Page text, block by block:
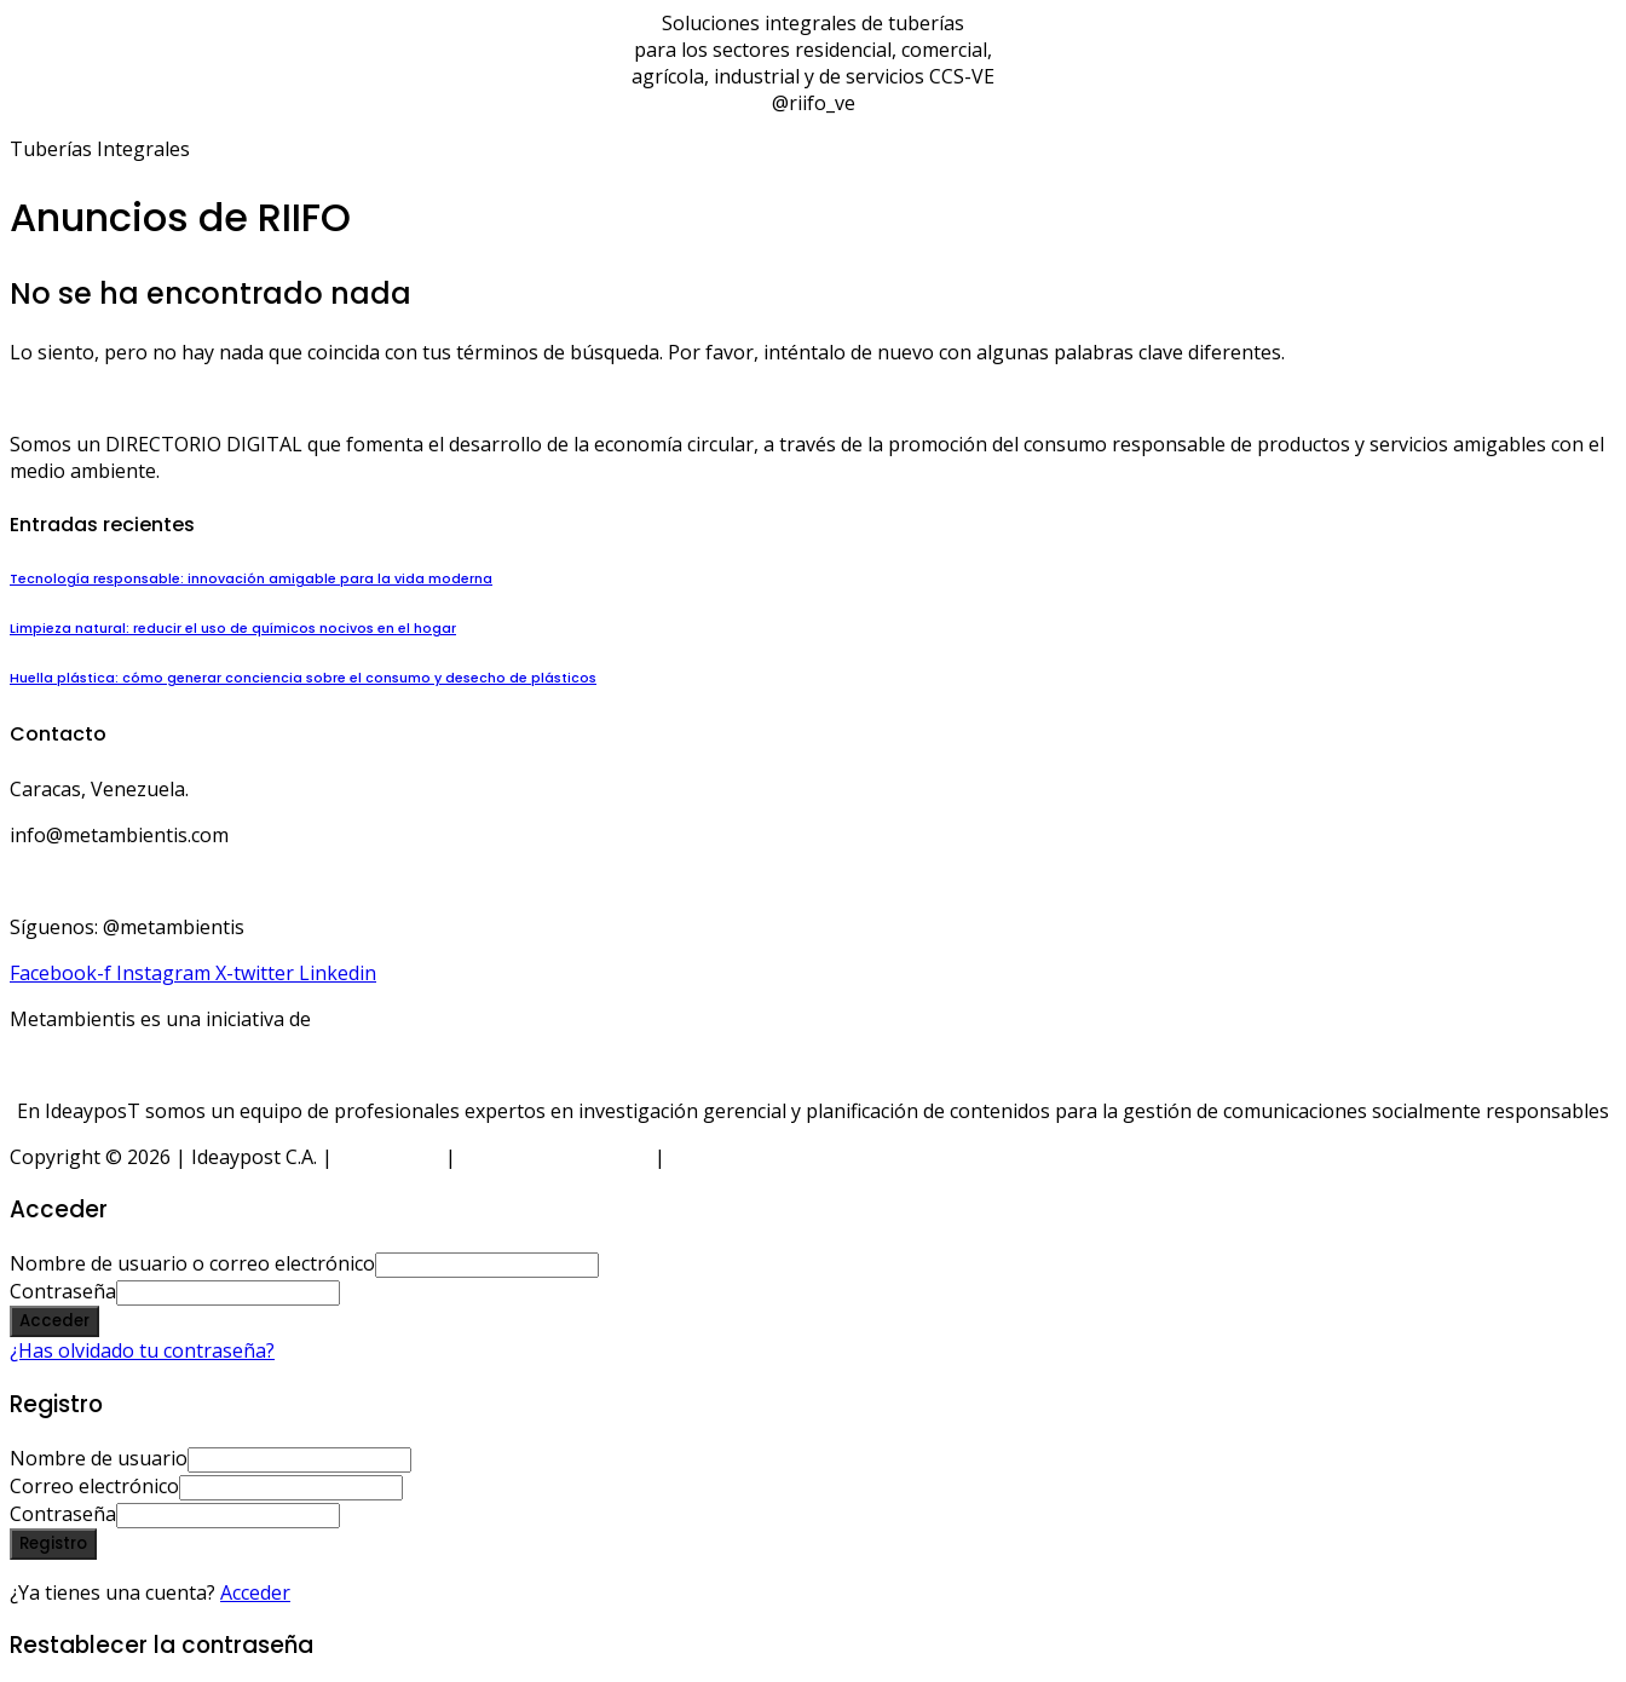
Soluciones integrales de tuberías
para los sectores residencial, comercial,
agrícola, industrial y de servicios CCS-VE
@riifo_ve
Tuberías Integrales
Anuncios de RIIFO
No se ha encontrado nada
Lo siento, pero no hay nada que coincida con tus términos de búsqueda. Por favor, inténtalo de nuevo con algunas palabras clave diferentes.
Somos un DIRECTORIO DIGITAL que fomenta el desarrollo de la economía circular, a través de la promoción del consumo responsable de productos y servicios amigables con el
medio ambiente.
Entradas recientes
Tecnología responsable: innovación amigable para la vida moderna
Limpieza natural: reducir el uso de químicos nocivos en el hogar
Huella plástica: cómo generar conciencia sobre el consumo y desecho de plásticos
Contacto
Caracas, Venezuela.
info@metambientis.com
Síguenos: @metambientis
Facebook-f Instagram X-twitter Linkedin
Metambientis es una iniciativa de
En IdeayposT somos un equipo de profesionales expertos en investigación gerencial y planificación de contenidos para la gestión de comunicaciones socialmente responsables
Copyright © 2026 | Ideaypost C.A. |
| |
Acceder
Nombre de usuario o correo electrónico
Contraseña
Acceder
¿Has olvidado tu contraseña?
Registro
Nombre de usuario
Correo electrónico
Contraseña
Registro
¿Ya tienes una cuenta? Acceder
Restablecer la contraseña